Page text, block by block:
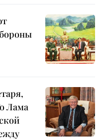
Лама